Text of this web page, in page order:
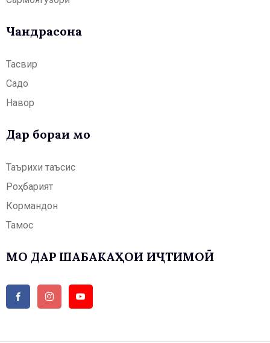
Чандрасонаӣ
Тасвир
Садо
Навор
Дар бораи мо
Таърихи таъсис
Роҳбарият
Кормандон
Тамос
МО ДАР ШАБАКАҲОИ ИҶТИМОӢ